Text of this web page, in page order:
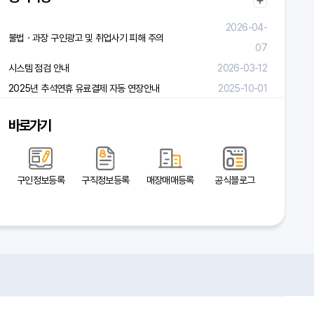
불법ㆍ과장 구인광고 및 취업사기 피해 주의
2026-04-
07
시스템 점검 안내
2026-03-12
2025년 추석연휴 유료결제 자동 연장안내
2025-10-01
바로가기
구인정보등록 구직정보등록 매장매매등록 공식블로그